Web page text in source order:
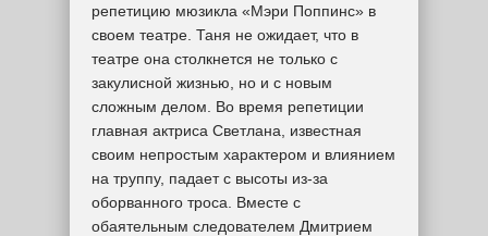
репетицию мюзикла «Мэри Поппинс» в
своем театре. Таня не ожидает, что в
театре она столкнется не только с
закулисной жизнью, но и с новым
сложным делом. Во время репетиции
главная актриса Светлана, известная
своим непростым характером и влиянием
на труппу, падает с высоты из-за
оборванного троса. Вместе с
обаятельным следователем Дмитрием